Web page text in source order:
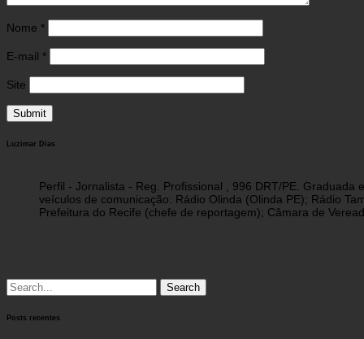
Nome *
E-mail *
Site
Luzimar Dias
Perfil - Jornalista - Reg. Profissional , 996 DRT/PE.
veículos de comunicação: Rádio Olinda (Olinda PE); Rádio
Prefeitura do Recife (chefe de reportagem); Câmara de
Search
for:
Posts recentes